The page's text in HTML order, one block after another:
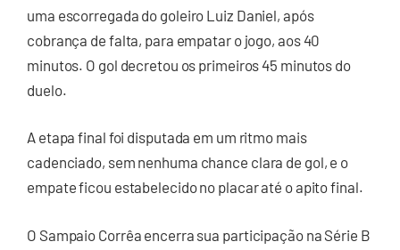
uma escorregada do goleiro Luiz Daniel, após
cobrança de falta, para empatar o jogo, aos 40
minutos. O gol decretou os primeiros 45 minutos do
duelo.
A etapa final foi disputada em um ritmo mais
cadenciado, sem nenhuma chance clara de gol, e o
empate ficou estabelecido no placar até o apito final.
O Sampaio Corrêa encerra sua participação na Série B